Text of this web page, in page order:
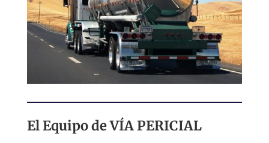
El Equipo de VÍA PERICIAL